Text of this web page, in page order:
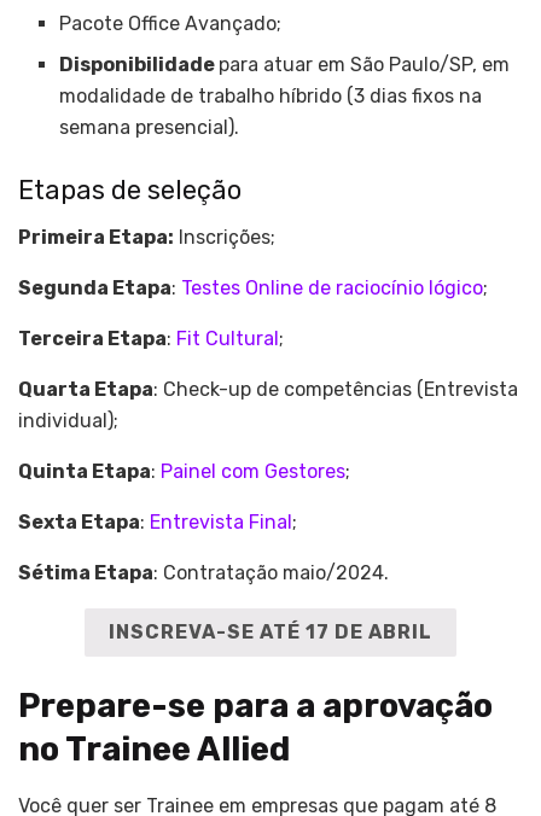
Pacote Office Avançado;
Disponibilidade para atuar em São Paulo/SP, em
modalidade de trabalho híbrido (3 dias fixos na
semana presencial).
Etapas de seleção
Primeira Etapa: Inscrições;
Segunda Etapa: Testes Online de raciocínio lógico;
Terceira Etapa: Fit Cultural ;
Quarta Etapa: Check-up de competências (Entrevista
individual);
Quinta Etapa: Painel com Gestores;
Sexta Etapa: Entrevista Final ;
Sétima Etapa: Contratação maio/2024.
INSCREVA-SE ATÉ 17 DE ABRIL
Prepare-se para a aprovação
no Trainee Allied
Você quer ser Trainee em empresas que pagam até 8